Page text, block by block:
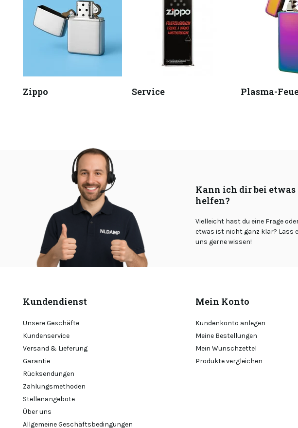
Zippo Service Plasma-
Kann ich dir bei etwas
helfen?
Vielleicht hast du eine Frage
etwas ist nicht ganz klar? Lass
uns gerne wissen!
Kundendienst
Unsere Geschäfte
Kundenservice
Versand & Lieferung
Garantie
Rücksendungen
Zahlungsmethoden
Stellenangebote
Über uns
Allgemeine Geschäftsbedingungen
Mein Konto
Kundenkonto anlegen
Meine Bestellungen
Mein Wunschzettel
Produkte vergleichen